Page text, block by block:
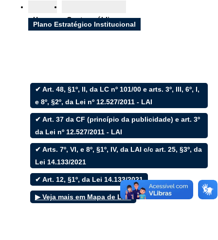
Ouvidoria
e-SIC
Filtrar por todos
Acesso à Informação
Cidadão
Empresas
Fotos
Notícias
Secretarias
Servidor
Transparência
Turistas
Videos
Áudios
Home Contas públicas
Plano Estratégico Institucional
✔ Art. 48, §1º, II, da LC nº 101/00 e arts. 3º, III, 6º, I,
e 8º, §2º, da Lei nº 12.527/2011 - LAI
✔ Art. 37 da CF (princípio da publicidade) e art. 3º
da Lei nº 12.527/2011 - LAI
✔ Arts. 7º, VI, e 8º, §1º, IV, da LAI c/c art. 25, §3º, da
Lei 14.133/2021
✔ Art. 12, §1º, da Lei 14.133/2021
▶ Veja mais em Mapa de Leis